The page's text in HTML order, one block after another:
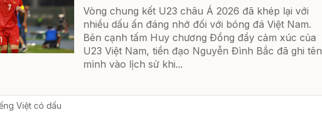
Vòng chung kết U23 châu Á 2026 đã khép lại với
nhiều dấu ấn đáng nhớ đối với bóng đá Việt Nam.
Bên cạnh tấm Huy chương Đồng đầy cảm xúc của
U23 Việt Nam, tiền đạo Nguyễn Đình Bắc đã ghi tên
mình vào lịch sử khi...